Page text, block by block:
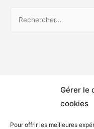
Gérer le
cookies
Pour offrir les meilleures